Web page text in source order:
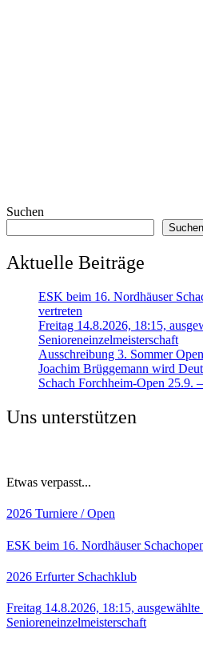
Suchen
Suchen
Aktuelle Beiträge
ESK beim 16. Nordhäuser
vertreten
Freitag 14.8.2026, 18:15,
Senioreneinzelmeisterschaft
Ausschreibung 3. Sommer
Joachim Brüggemann wird
Schach Forchheim-Open 25.9.
Uns unterstützen
Etwas verpasst...
2026 Turniere / Open
ESK beim 16. Nordhäuser
2026 Erfurter Schachklub
Freitag 14.8.2026, 18:15,
Senioreneinzelmeisterschaft